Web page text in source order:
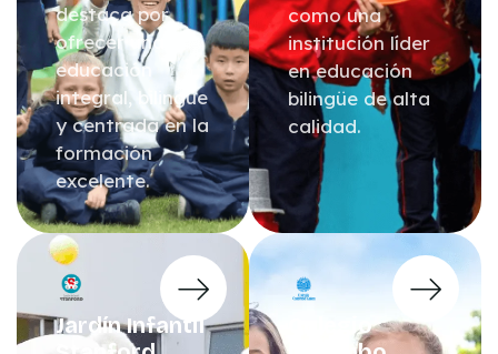
destaca por
ofrecer una
educación
integral, bilingüe
y centrada en la
formación
excelente.
como una
institución líder
en educación
bilingüe de alta
calidad.
Jardín Infantil
Colegio